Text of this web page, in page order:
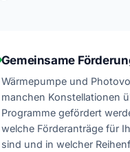
Gemeinsame
Wärmepumpe und
manchen Konstellationen
Programme gefördert
welche Förderanträge für
sind und in welcher